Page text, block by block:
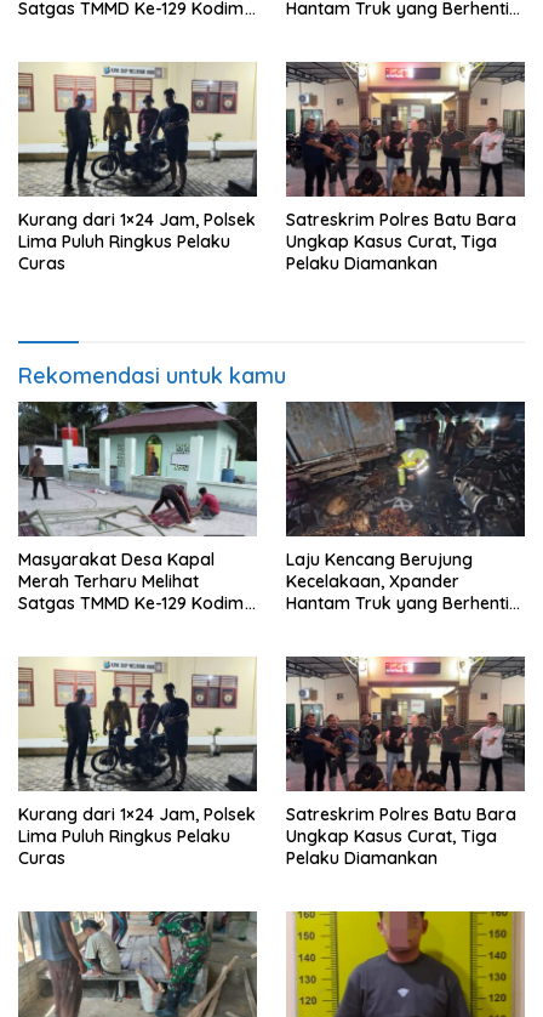
Satgas TMMD Ke-129 Kodim
Mushollah Al Maghribi
Hantam Truk yang Berhenti
Kurang dari 1×24 Jam, Polsek
Lima Puluh Ringkus Pelaku
Curas
Satreskrim Polres Batu Bara
Ungkap Kasus Curat, Tiga
Pelaku Diamankan
Rekomendasi untuk kamu
Masyarakat Desa Kapal
Merah Terharu Melihat
Satgas TMMD Ke-129 Kodim
Mushollah Al Maghribi
Laju Kencang Berujung
Kecelakaan, Xpander
Hantam Truk yang Berhenti
Kurang dari 1×24 Jam, Polsek
Lima Puluh Ringkus Pelaku
Curas
Satreskrim Polres Batu Bara
Ungkap Kasus Curat, Tiga
Pelaku Diamankan